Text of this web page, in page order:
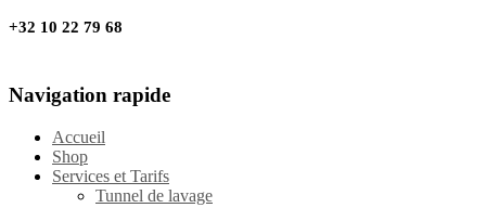
+32 10 22 79 68
Navigation rapide
Accueil
Shop
Services et Tarifs
Tunnel de lavage